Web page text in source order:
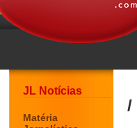
JL Notícias
Matéria
/